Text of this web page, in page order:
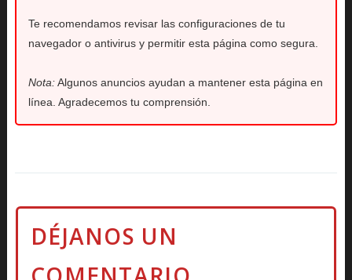
Te recomendamos revisar las configuraciones de tu
navegador o antivirus y permitir esta página como segura.
Nota:Algunos anuncios ayudan a mantener esta página en
línea. Agradecemos tu comprensión.